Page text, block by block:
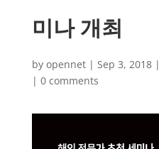
미나 개최
by opennet| Sep 3, 2018|
| 0 comments